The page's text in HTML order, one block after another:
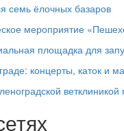
семь ёлочных базаров
мероприятие
площадка для
концерты, каток и